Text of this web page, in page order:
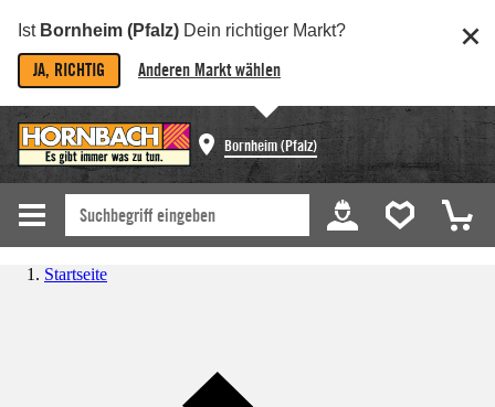
Ist Bornheim (Pfalz) Dein richtiger Markt?
JA, RICHTIG Anderen Markt wählen
Bornheim (Pfalz)
Startseite